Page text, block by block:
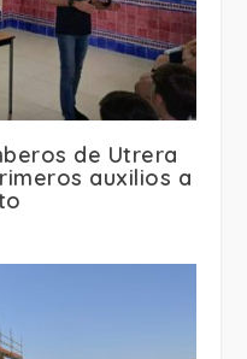
de Utrera
auxilios a